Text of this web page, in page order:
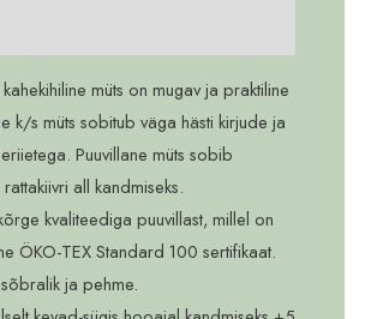
müts on mugav ja praktiline
k/s müts sobitub väga hästi kirjude ja
Puuvillane müts sobib
all kandmiseks.
kvaliteediga puuvillast, millel on
ÖKO-TEX Standard 100 sertifikaat.
ja pehme.